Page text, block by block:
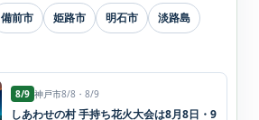
備前市 姫路市 明石市
淡路島
8/9 神戸市8/8・8/9
しあわせの村 手持ち花火大会は8月8日・9